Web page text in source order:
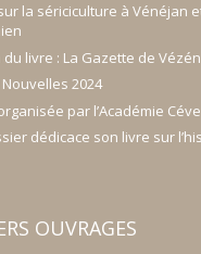
la sériciculture à Vénéjan
livre : La Gazette de
2024
par l’Académie
dédicace son livre sur
OUVRAGES